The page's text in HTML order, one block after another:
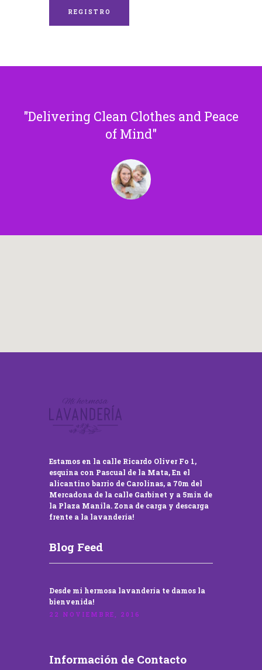
Delivering Clean Clothes and Peace
of Mind
Estamos en la calle Ricardo Oliver Fo 1,
esquina con Pascual de la Mata, En el
alicantino barrio de Carolinas, a 70m del
Mercadona de la calle Garbinet y a 5min de
la Plaza Manila. Zona de carga y descarga
frente a la lavandería!
Blog Feed
Desde mi hermosa lavandería te damos la
bienvenida!
22 NOVIEMBRE, 2016
Información de Contacto